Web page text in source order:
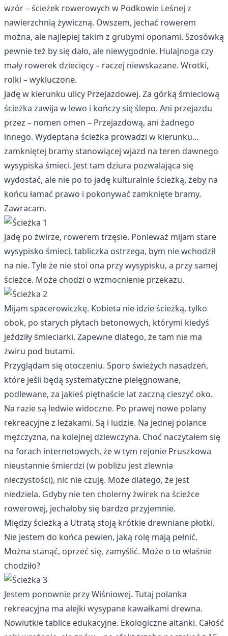
wzór – ścieżek rowerowych w Podkowie Leśnej z
nawierzchnią żywiczną. Owszem, jechać rowerem
można, ale najlepiej takim z grubymi oponami. Szosówką
pewnie też by się dało, ale niewygodnie. Hulajnoga czy
mały rowerek dziecięcy – raczej niewskazane. Wrotki,
rolki – wykluczone.
Jadę w kierunku ulicy Przejazdowej. Za górką śmieciową
ścieżka zawija w lewo i kończy się ślepo. Ani przejazdu
przez – nomen omen – Przejazdową, ani żadnego
innego. Wydeptana ścieżka prowadzi w kierunku…
zamkniętej bramy stanowiącej wjazd na teren dawnego
wysypiska śmieci. Jest tam dziura pozwalająca się
wydostać, ale nie po to jadę kulturalnie ścieżką, żeby na
końcu łamać prawo i pokonywać zamknięte bramy.
Zawracam.
Jadę po żwirze, rowerem trzęsie. Ponieważ mijam stare
wysypisko śmieci, tabliczka ostrzega, bym nie wchodził
na nie. Tyle że nie stoi ona przy wysypisku, a przy samej
ścieżce. Może chodzi o wzmocnienie przekazu.
Mijam spacerowiczkę. Kobieta nie idzie ścieżką, tylko
obok, po starych płytach betonowych, którymi kiedyś
jeździły śmieciarki. Zapewne dlatego, że tam nie ma
żwiru pod butami.
Przyglądam się otoczeniu. Sporo świeżych nasadzeń,
które jeśli będą systematyczne pielęgnowane,
podlewane, za jakieś piętnaście lat zaczną cieszyć oko.
Na razie są ledwie widoczne. Po prawej nowe polany
rekreacyjne z leżakami. Są i ludzie. Na jednej polance
mężczyzna, na kolejnej dziewczyna. Choć naczytałem się
na forach internetowych, że w tym rejonie Pruszkowa
nieustannie śmierdzi (w pobliżu jest zlewnia
nieczystości), nic nie czuję. Może dlatego, że jest
niedziela. Gdyby nie ten cholerny żwirek na ścieżce
rowerowej, jechałoby się bardzo przyjemnie.
Między ścieżką a Utratą stoją krótkie drewniane płotki.
Nie jestem do końca pewien, jaką rolę mają pełnić.
Można stanąć, oprzeć się, zamyślić. Może o to właśnie
chodziło?
Jestem ponownie przy Wiśniowej. Tutaj polanka
rekreacyjna ma alejki wysypane kawałkami drewna.
Nowiutkie tablice edukacyjne. Ekologiczne altanki. Całość